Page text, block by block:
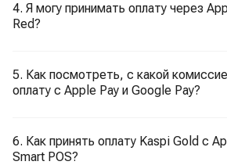
4. Я могу принимать оплату через
Red?
5. Как посмотреть, с какой
оплату с Apple Pay и Google Pay?
6. Как принять оплату Kaspi Gold с
Smart POS?